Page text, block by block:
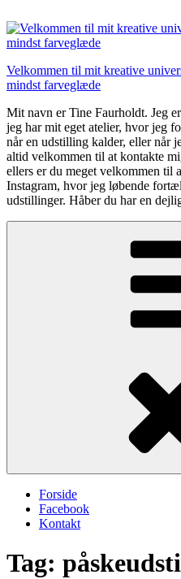
til
indhold
Velkommen til mit kreative
mindst farveglæde
Mit navn er Tine Faurholdt. Jeg
jeg har mit eget atelier, hvor jeg
når en udstilling kalder, eller når
altid velkommen til at kontakte
ellers er du meget velkommen til
Instagram, hvor jeg løbende
udstillinger. Håber du har en
Forside
Facebook
Kontakt
Tag: